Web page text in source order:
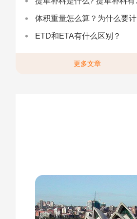
体积重量怎么算？为什么要计算体积重（抛重）？
ETD和ETA有什么区别？
更多文章